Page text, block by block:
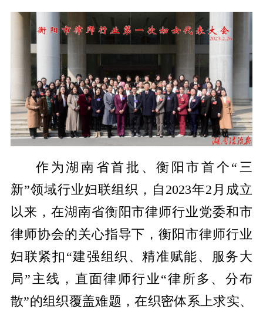
作为湖南省首批、衡阳市首个“三
新”领域行业妇联组织，自2023年2月成立
以来，在湖南省衡阳市律师行业党委和市
律师协会的关心指导下，衡阳市律师行业
妇联紧扣“建强组织、精准赋能、服务大
局”主线，直面律师行业“律所多、分布
散”的组织覆盖难题，在织密体系上求实、